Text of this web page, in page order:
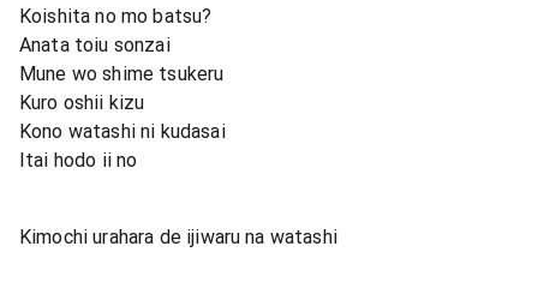
Koishita no mo batsu?
Anata toiu sonzai
Mune wo shime tsukeru
Kuro oshii kizu
Kono watashi ni kudasai
Itai hodo ii no
Kimochi urahara de ijiwaru na watashi